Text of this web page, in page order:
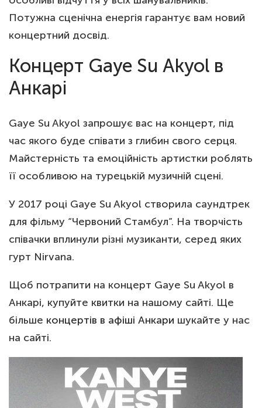
Потужна сценічна енергія гарантує вам новий
концертний досвід.
Концерт Gaye Su Akyol в
Анкарі
Gaye Su Akyol запрошує вас на концерт, під
час якого буде співати з глибин свого серця.
Майстерність та емоційність артистки роблять
її особливою на турецькій музичній сцені.
У 2017 році Gaye Su Akyol створила саундтрек
для фільму “Червоний Стамбул”. На творчість
співачки вплинули різні музиканти, серед яких
гурт Nirvana.
Щоб потрапити на концерт Gaye Su Akyol в
Анкарі, купуйте квитки на нашому сайті. Ще
більше концертів в афіші Анкари шукайте у нас
на сайті.